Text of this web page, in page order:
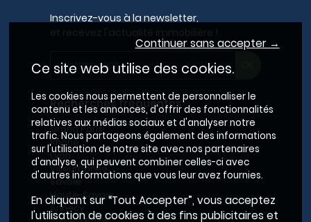
Inscrivez-vous à la newsletter,
Recherches fréquentes
Grand Paris
Rhône
Lyon
Villeurbanne
Savoie
Haute-Savoie
Annecy
Continuer sans accepter →
Ce site web utilise des cookies.
Les cookies nous permettent de personnaliser le
contenu et les annonces, d'offrir des fonctionnalités
relatives aux médias sociaux et d'analyser notre
trafic. Nous partageons également des informations
sur l'utilisation de notre site avec nos partenaires
d'analyse, qui peuvent combiner celles-ci avec
d'autres informations que vous leur avez fournies.
En cliquant sur “Tout Accepter”, vous acceptez
l'utilisation de cookies à des fins publicitaires et